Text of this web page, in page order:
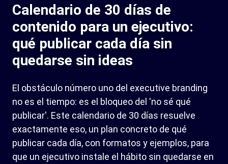
Calendario de 30 días de
contenido para un ejecutivo:
qué publicar cada día sin
quedarse sin ideas
El obstáculo número uno del executive branding
no es el tiempo: es el bloqueo del 'no sé qué
publicar'. Este calendario de 30 días resuelve
exactamente eso, un plan concreto de qué
publicar cada día, con formatos y ejemplos, para
que un ejecutivo instale el hábito sin quedarse en